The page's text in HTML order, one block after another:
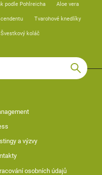
podle Pohlreicha Aloe vera
Tvarohové knedlíky
Švestkový koláč
a výzvy
osobních údajů